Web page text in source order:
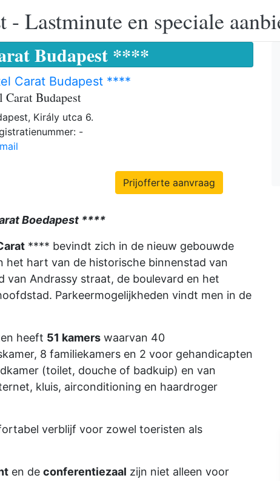
- Lastminute en speciale
Budapest ****
Carat Budapest ****
Budapest
Király utca 6.
-
Prijofferte aanvraag
Boedapest ****
**** bevindt zich in de nieuw gebouwde
het hart van de historische binnenstad van
van Andrassy straat, de boulevard en het
Parkeermogelijkheden vindt men in de
heeft 51 kamers waarvan 40
8 familiekamers en 2 voor gehandicapten
(toilet, douche of badkuip) en van
kluis, airconditioning en haardroger
verblijf voor zowel toeristen als
en de conferentiezaal zijn niet alleen voor